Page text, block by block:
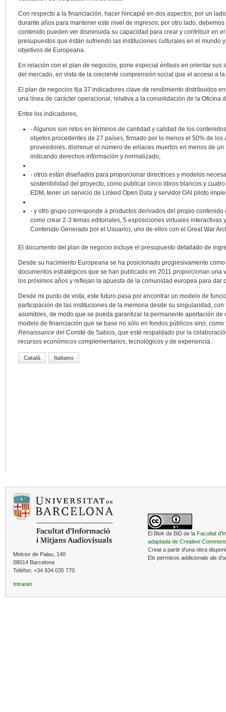
Con respecto a la financiación, hacer hincapié en dos aspectos, por un
durante años para mantener este nivel de ingresos; por otro lado,
contenido pueden ver disminuida su capacidad para crear y contribuir en
presupuestos que están sufriendo las instituciones culturales en el mundo
objetivos de Europeana.
En relación con el plan de negocios, pone especial énfasis en orientar
del mercado, en vista de la creciente comprensión social que el acceso a
El plan de negocios fija 37 indicadores clave de rendimiento distribuidos
una línea de carácter operacional, relativa a la consolidación de la Oficina
Entre los indicadores,
- Algunos son retos en términos de cantidad y calidad de los
objetos procedentes de 27 países, firmado por lo menos el 50% de
proveedores, disminuir el número de enlaces muertos en menos de
indicando derechos información y normalizado;
- otros están diseñados para proporcionar directrices y modelos
sostenibilidad del proyecto, como publicar cinco libros blancos y
EDM, tener un servicio de Linked Open Data y servidor OAI piloto
- y otro grupo corresponde a productos derivados del propio
como crear 2-3 temas editoriales, 5 exposiciones virtuales interactivas
Contenido Generado por el Usuario), uno de ellos con el Great War
El documento del plan de negocio incluye el presupuesto detallado de
Desde su nacimiento Europeana se ha posicionado progresivamente
documentos estratégicos que se han publicado en 2011 proporcionan
los próximos años y reflejan la apuesta de la comunidad europea para dar
Desde mi punto de vista, este futuro pasa por encontrar un modelo de
participación de las instituciones de la memoria desde su singularidad,
asumibles, de modo que se pueda garantizar la permanente aportación
modelo de financiación que se base no sólo en fondos públicos sino,
Renaissance del Comité de Sabios, que esté respaldado por la
recursos económicos complementarios, tecnológicos y de experiencia.
Català Italiano
Melcior de Palau, 140
08014 Barcelona
Telèfon: +34 934 035 770
Intranet
El Blok de BiD de la Facultat
adaptada de Creative
Creat a partir d'una obra
Els permisos addicionals als